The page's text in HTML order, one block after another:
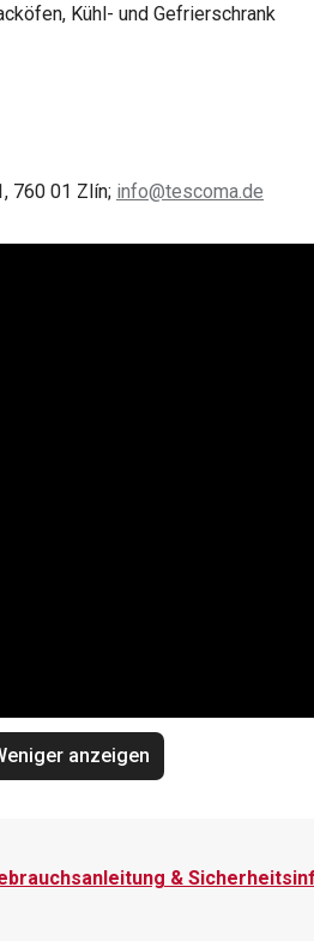
Kühl- und Gefrierschrank
760 01 Zlín; info@tescoma.de
anzeigen
&